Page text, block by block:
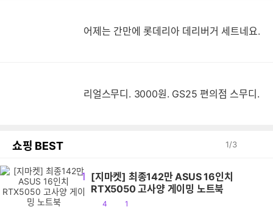
어제는 간만에 롯데리아 데리버거 세트네요.
리얼스무디. 3000원. GS25 편의점 스무디.
쇼핑 BEST 1/3
1 [지마켓] 최종142만 ASUS 16인치
RTX5050 고사양 게이밍 노트북
공
4
댓1